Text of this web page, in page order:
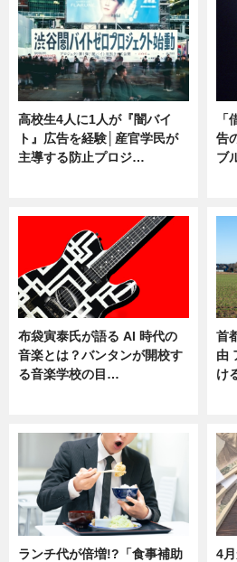
高校生4人に1人が『闇バイ
ト』広告を経験│産官学民が
主導する防止プロジ…
告
ブ
布袋寅泰氏が語る AI 時代の
音楽とは？バンタンが開校す
る音楽学校の目…
首
由
け
ランチ代が倍増!?「食事補助
4